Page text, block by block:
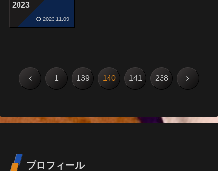
2023
2023.11.09
前 1 139 140 141 238 次
プロフィール